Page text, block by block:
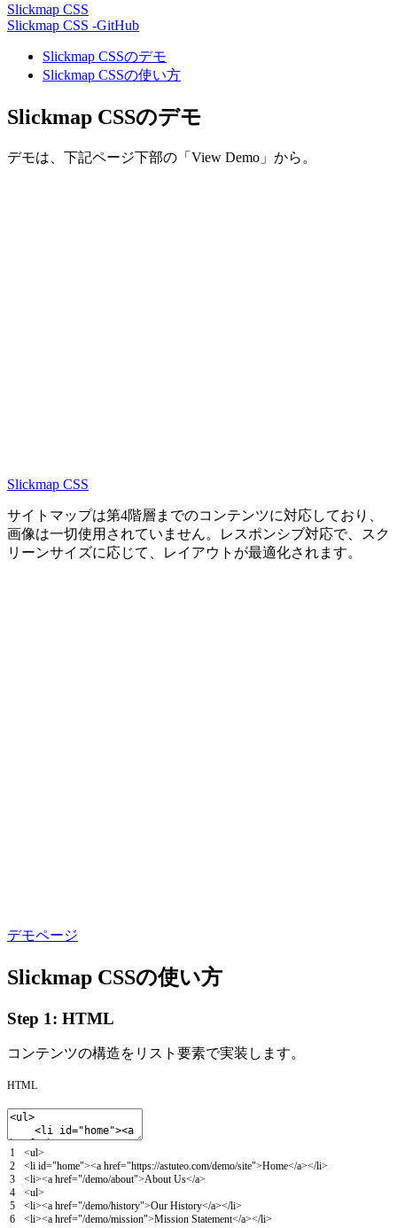
Slickmap CSS
Slickmap CSS -GitHub
Slickmap CSSのデモ
Slickmap CSSの使い方
Slickmap CSSのデモ
デモは、下記ページ下部の「View Demo」から。
Slickmap CSS
サイトマップは第4階層までのコンテンツに対応しており、
画像は一切使用されていません。レスポンシブ対応で、スク
リーンサイズに応じて、レイアウトが最適化されます。
デモページ
Slickmap CSSの使い方
Step 1: HTML
コンテンツの構造をリスト要素で実装します。
HTML
1
2
3
4
5
6
<ul>
<li id="home"><a href="https://astuteo.com/demo/site">Home</a></li>
<li><a href="/demo/about">AboutUs</a>
<ul>
<li><a href="/demo/history">Our History</a></li>
<li><a href="/demo/mission">Mission Statement</a></li>